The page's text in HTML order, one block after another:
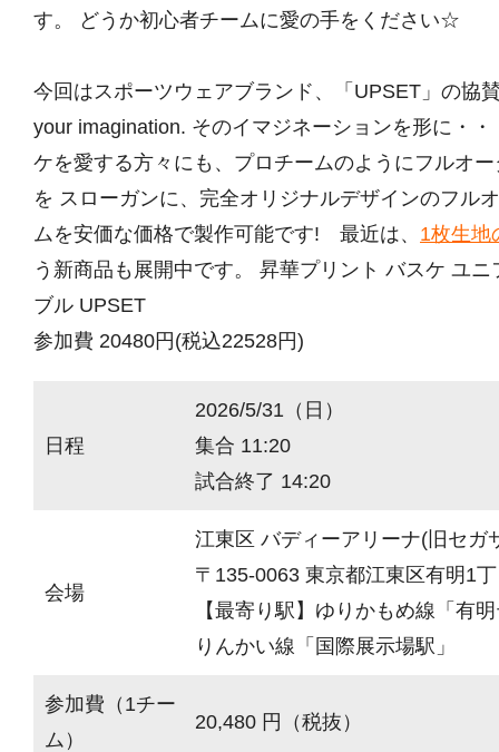
す。 どうか初心者チームに愛の手をください☆
今回はスポーツウェアブランド、「UPSET」の協
your imagination. そのイマジネーションを形に・・
ケを愛する方々にも、プロチームのようにフルオ
を スローガンに、完全オリジナルデザインのフル
ムを安価な価格で製作可能です! 最近は、 1枚生地
う新商品も展開中です。 昇華プリント バスケ ユ
ブル UPSET
参加費 20480円(税込22528円)
日程
2026/5/31（日）
集合 11:20
試合終了 14:20
会場
江東区 バディーアリーナ(旧セガ
〒135-0063 東京都江東区有明1
【最寄り駅】ゆりかもめ線「有
りんかい線「国際展示場駅」
参加費（1チー
ム）
20,480 円（税抜）